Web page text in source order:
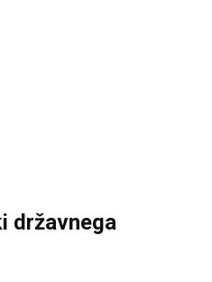
državnega